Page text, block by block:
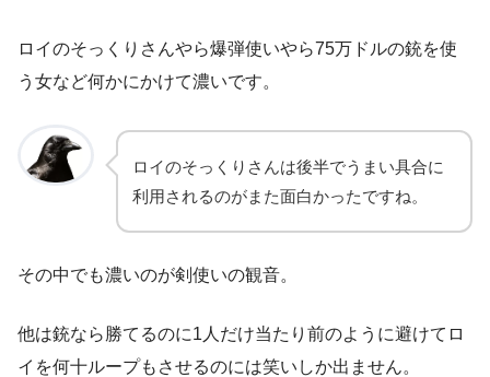
ロイのそっくりさんやら爆弾使いやら75万ドルの銃を使
う女など何かにかけて濃いです。
ロイのそっくりさんは後半でうまい具合に
利用されるのがまた面白かったですね。
その中でも濃いのが剣使いの観音。
他は銃なら勝てるのに1人だけ当たり前のように避けてロ
イを何十ループもさせるのには笑いしか出ません。